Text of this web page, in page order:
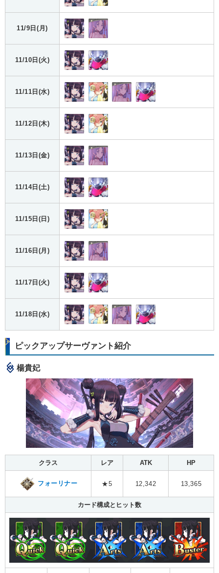
11/9日(月)
11/10日(火)
11/11日(水)
11/12日(木)
11/13日(金)
11/14日(土)
11/15日(日)
11/16日(月)
11/17日(火)
11/18日(水)
ピックアップサーヴァント紹介
楊貴妃
クラス レア ATK HP
フォーリナー ★5 12,342 13,365
カード構成とヒット数